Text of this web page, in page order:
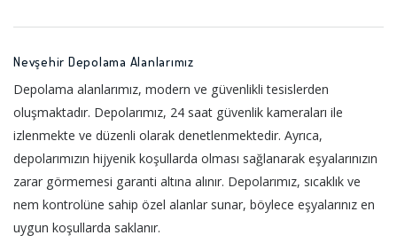
Nevşehir Depolama Alanlarımız
Depolama alanlarımız, modern ve güvenlikli tesislerden
oluşmaktadır. Depolarımız, 24 saat güvenlik kameraları ile
izlenmekte ve düzenli olarak denetlenmektedir. Ayrıca,
depolarımızın hijyenik koşullarda olması sağlanarak eşyalarınızın
zarar görmemesi garanti altına alınır. Depolarımız, sıcaklık ve
nem kontrolüne sahip özel alanlar sunar, böylece eşyalarınız en
uygun koşullarda saklanır.